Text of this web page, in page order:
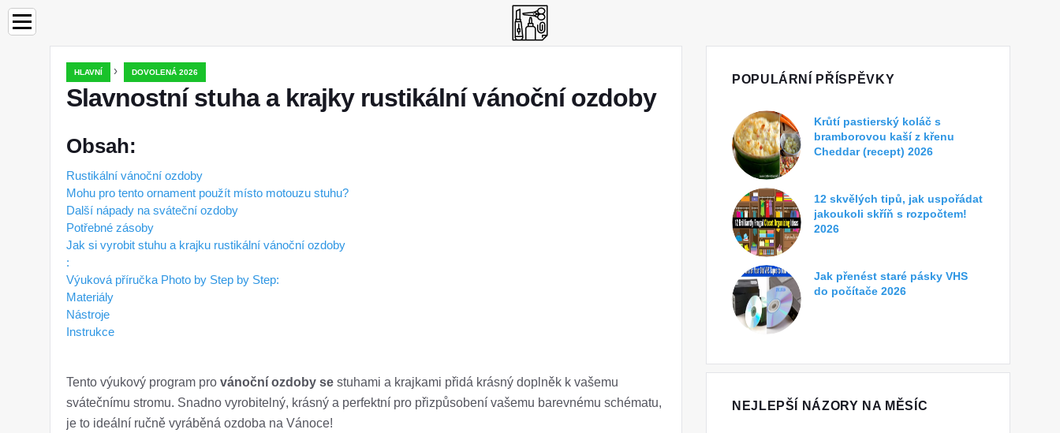
HLAVNÍ › DOVOLENÁ 2026
Slavnostní stuha a krajky rustikální vánoční ozdoby
Obsah:
Rustikální vánoční ozdoby
Mohu pro tento ornament použít místo motouzu stuhu?
Další nápady na sváteční ozdoby
Potřebné zásoby
Jak si vyrobit stuhu a krajku rustikální vánoční ozdoby
:
Výuková příručka Photo by Step by Step:
Materiály
Nástroje
Instrukce
Tento výukový program pro vánoční ozdoby se stuhami a krajkami přidá krásný doplněk k vašemu
svátečnímu stromu. Snadno vyrobitelný, krásný a perfektní pro přizpůsobení vašemu barevnému schématu,
je to ideální ručně vyráběná ozdoba na Vánoce!
POPULÁRNÍ PŘÍSPĚVKY
Krůtí pastierský koláč s
bramborovou kaší z křenu
Cheddar (recept) 2026
12 skvělých tipů, jak uspořádat
jakoukoli skříň s rozpočtem!
2026
Jak přenést staré pásky VHS
do počítače 2026
NEJLEPŠÍ NÁZORY NA MĚSÍC